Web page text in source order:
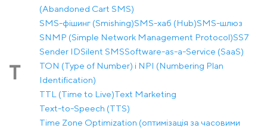
(Abandoned Cart SMS)
SMS-фішинг (Smishing)SMS-хаб (Hub)SMS-шлюз
SNMP (Simple Network Management Protocol)SS7
Sender IDSilent SMSSoftware-as-a-Service (SaaS)
T
TON (Type of Number) і NPI (Numbering Plan
Identification)
TTL (Time to Live)Text Marketing
Text-to-Speech (TTS)
Time Zone Optimization (оптимізація за часовими